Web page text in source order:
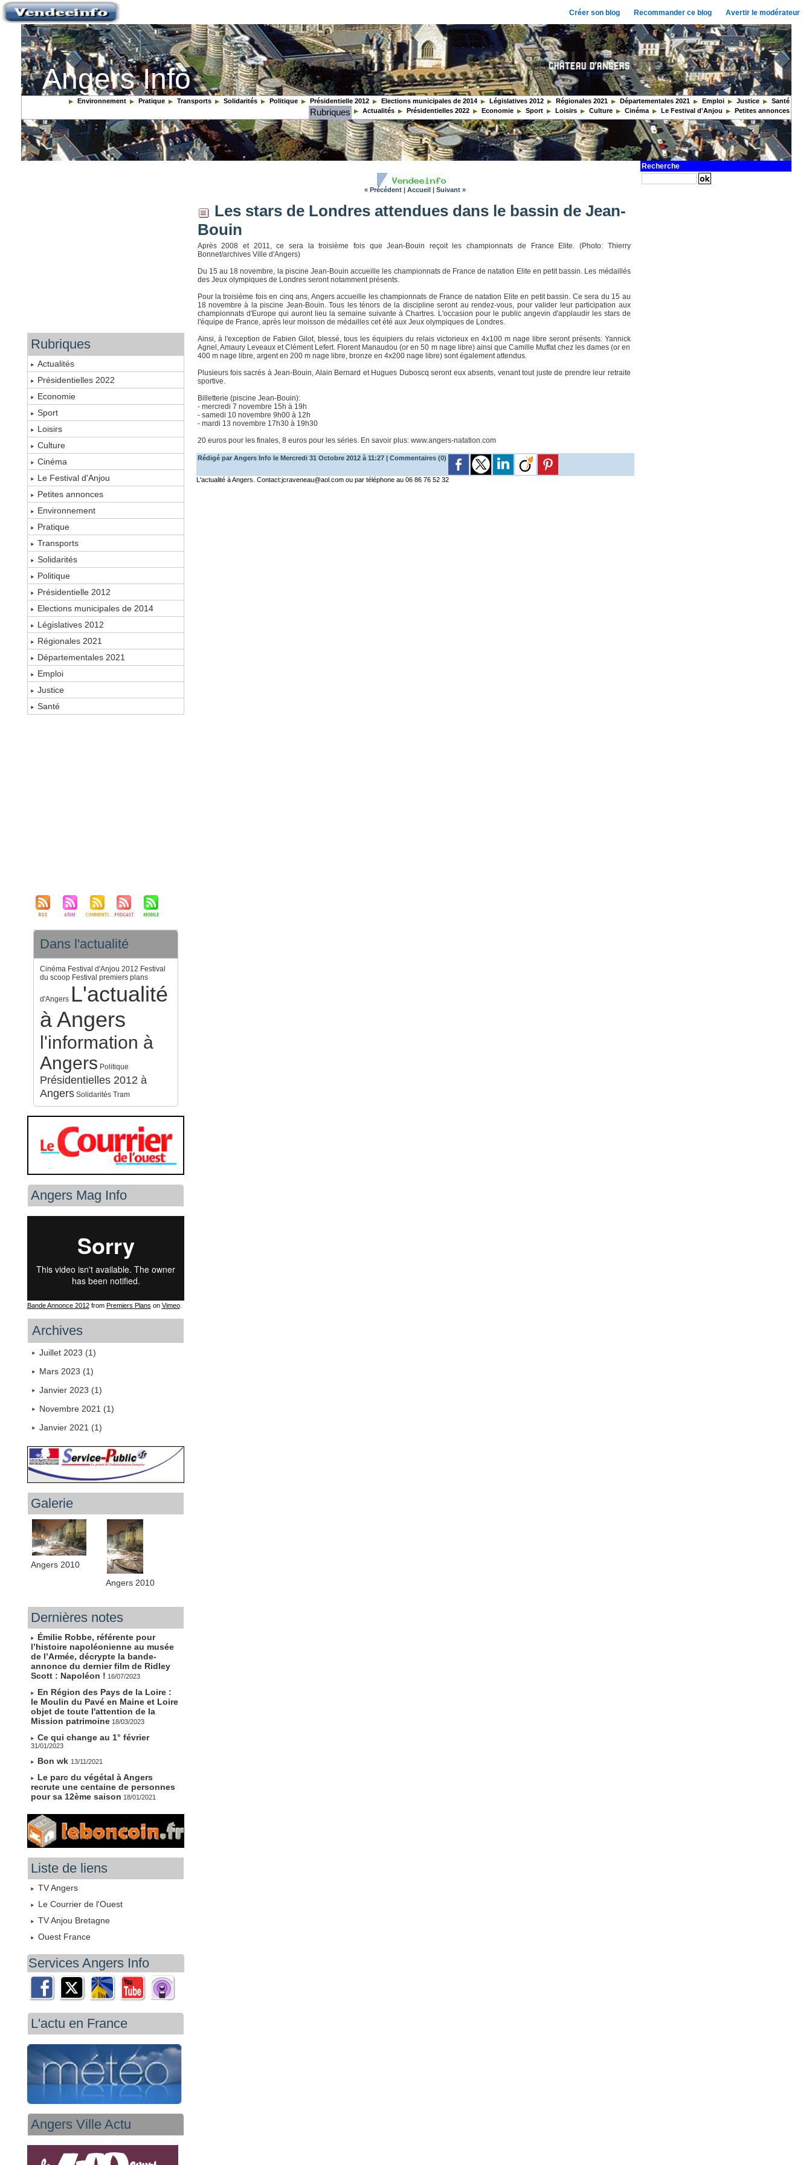
Créer son blog Recommander ce blog Avertir le modérateur
Angers Info
Santé
Justice
Emploi
Départementales 2021
Régionales 2021
Législatives 2012
Elections municipales de 2014
Présidentielle 2012
Politique
Solidarités
Transports
Pratique
Environnement
Petites annonces
Le Festival d'Anjou
Cinéma
Culture
Loisirs
Sport
Economie
Présidentielles 2022
Actualités
Rubriques
Rubriques
Actualités
Présidentielles 2022
Economie
Sport
Loisirs
Culture
Cinéma
Le Festival d'Anjou
Petites annonces
Environnement
Pratique
Transports
Solidarités
Politique
Présidentielle 2012
Elections municipales de 2014
Législatives 2012
Régionales 2021
Départementales 2021
Emploi
Justice
Santé
Dans l'actualité
Cinéma Festival d'Anjou 2012 Festival
du scoop Festival premiers plans
d'Angers L'actualité
à Angers
l'information à
Angers Politique
Présidentielles 2012 à
Angers Solidarités Tram
Angers Mag Info
Bande Annonce 2012from Premiers Plans on Vimeo.
Archives
Juillet 2023 (1)
Mars 2023 (1)
Janvier 2023 (1)
Novembre 2021 (1)
Janvier 2021 (1)
Galerie
Angers 2010
Angers 2010
Dernières notes
Émilie Robbe, référente pour
l’histoire napoléonienne au musée
de l’Armée, décrypte la bande-
annonce du dernier film de Ridley
Scott : Napoléon ! 16/07/2023
En Région des Pays de la Loire :
le Moulin du Pavé en Maine et Loire
objet de toute l'attention de la
Mission patrimoine 18/03/2023
Ce qui change au 1° février
31/01/2023
Bon wk 13/11/2021
Le parc du végétal à Angers
recrute une centaine de personnes
pour sa 12ème saison 18/01/2021
Liste de liens
TV Angers
Le Courrier de l'Ouest
TV Anjou Bretagne
Ouest France
Services Angers Info
L'actu en France
Angers Ville Actu
« Précédent | Accueil | Suivant »
Les stars de Londres attendues dans le bassin de Jean-
Bouin
Après 2008 et 2011, ce sera la troisième fois que Jean-Bouin reçoit les championnats de France Elite. (Photo: Thierry
Bonnet/archives Ville d'Angers)
Du 15 au 18 novembre, la piscine Jean-Bouin accueille les championnats de France de natation Elite en petit bassin. Les médaillés
des Jeux olympiques de Londres seront notamment présents.
Pour la troisième fois en cinq ans, Angers accueille les championnats de France de natation Elite en petit bassin. Ce sera du 15 au
18 novembre à la piscine Jean-Bouin. Tous les ténors de la discipline seront au rendez-vous, pour valider leur participation aux
championnats d'Europe qui auront lieu la semaine suivante à Chartres. L'occasion pour le public angevin d'applaudir les stars de
l'équipe de France, après leur moisson de médailles cet été aux Jeux olympiques de Londres.
Ainsi, à l'exception de Fabien Gilot, blessé, tous les équipiers du relais victorieux en 4x100 m nage libre seront présents: Yannick
Agnel, Amaury Leveaux et Clément Lefert. Florent Manaudou (or en 50 m nage libre) ainsi que Camille Muffat chez les dames (or en
400 m nage libre, argent en 200 m nage libre, bronze en 4x200 nage libre) sont également attendus.
Plusieurs fois sacrés à Jean-Bouin, Alain Bernard et Hugues Duboscq seront eux absents, venant tout juste de prendre leur retraite
sportive.
Billetterie (piscine Jean-Bouin):
- mercredi 7 novembre 15h à 19h
- samedi 10 novembre 9h00 à 12h
- mardi 13 novembre 17h30 à 19h30
20 euros pour les finales, 8 euros pour les séries. En savoir plus: www.angers-natation.com
Rédigé par Angers Info le Mercredi 31 Octobre 2012 à 11:27 | Commentaires (0)
L'actualité à Angers. Contact:jcraveneau@aol.com ou par téléphone au 06 86 76 52 32
Recherche